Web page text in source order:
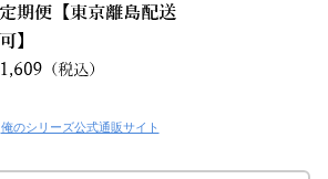
俺のシリーズ公式通販サイト